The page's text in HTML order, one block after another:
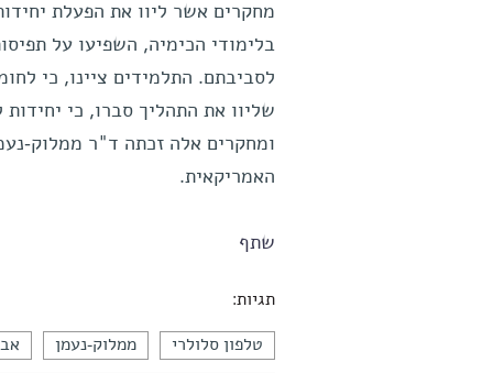
מחקרים אשר ליוו את הפעלת
בלימודי הכימיה, השפיעו על
לסביבתם. התלמידים ציינו, כי
שליוו את התהליך סברו, כי
ומחקרים אלה זכתה ד"ר ממלוק-
האמריקאית.
שתף
תגיות:
טלפון סלולרי ממלוק-נעמן